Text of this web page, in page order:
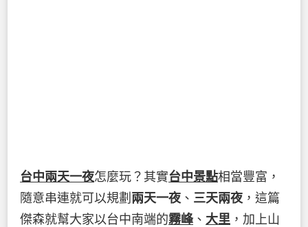
台中兩天一夜怎麼玩？其實台中景點相當豐富，
隨意串連就可以規劃 兩天一夜 、 三天兩夜 ，這篇
傑森就幫大家以台中南端的霧峰 、 大里 ，加上山